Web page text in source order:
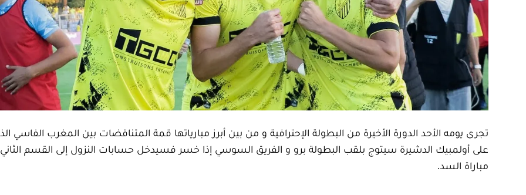
تجرى يومه الأحد الدورة الأخيرة من البطولة الإحترافية و من بين أبرز مبارياتها قمة المتناقضات بين المغرب الفاسي
على أولمبيك الدشيرة سيتوج بلقب البطولة برو و الفريق السوسي إذا خسر فسيدخل حسابات النزول إلى القسم
مباراة السد.